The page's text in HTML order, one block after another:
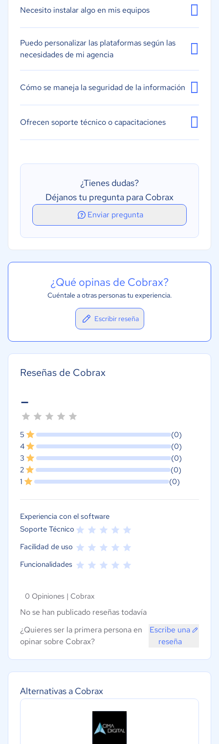
Alternativas a Cobrax
Necesito instalar algo en mis equipos
Puedo personalizar las plataformas según las
necesidades de mi agencia
Cómo se maneja la seguridad de la información
Ofrecen soporte técnico o capacitaciones
¿Tienes dudas?
Déjanos tu pregunta para Cobrax
Enviar pregunta
¿Qué opinas de Cobrax?
Cuéntale a otras personas tu experiencia.
Escribir reseña
Reseñas de Cobrax
-
5
(0)
4
(0)
3
(0)
2
(0)
1
(0)
Experiencia con el software
Soporte Técnico
Facilidad de uso
Funcionalidades
0 Opiniones | Cobrax
No se han publicado reseñas todavía
¿Quieres ser la primera persona en
opinar sobre Cobrax?
Escribe una
reseña